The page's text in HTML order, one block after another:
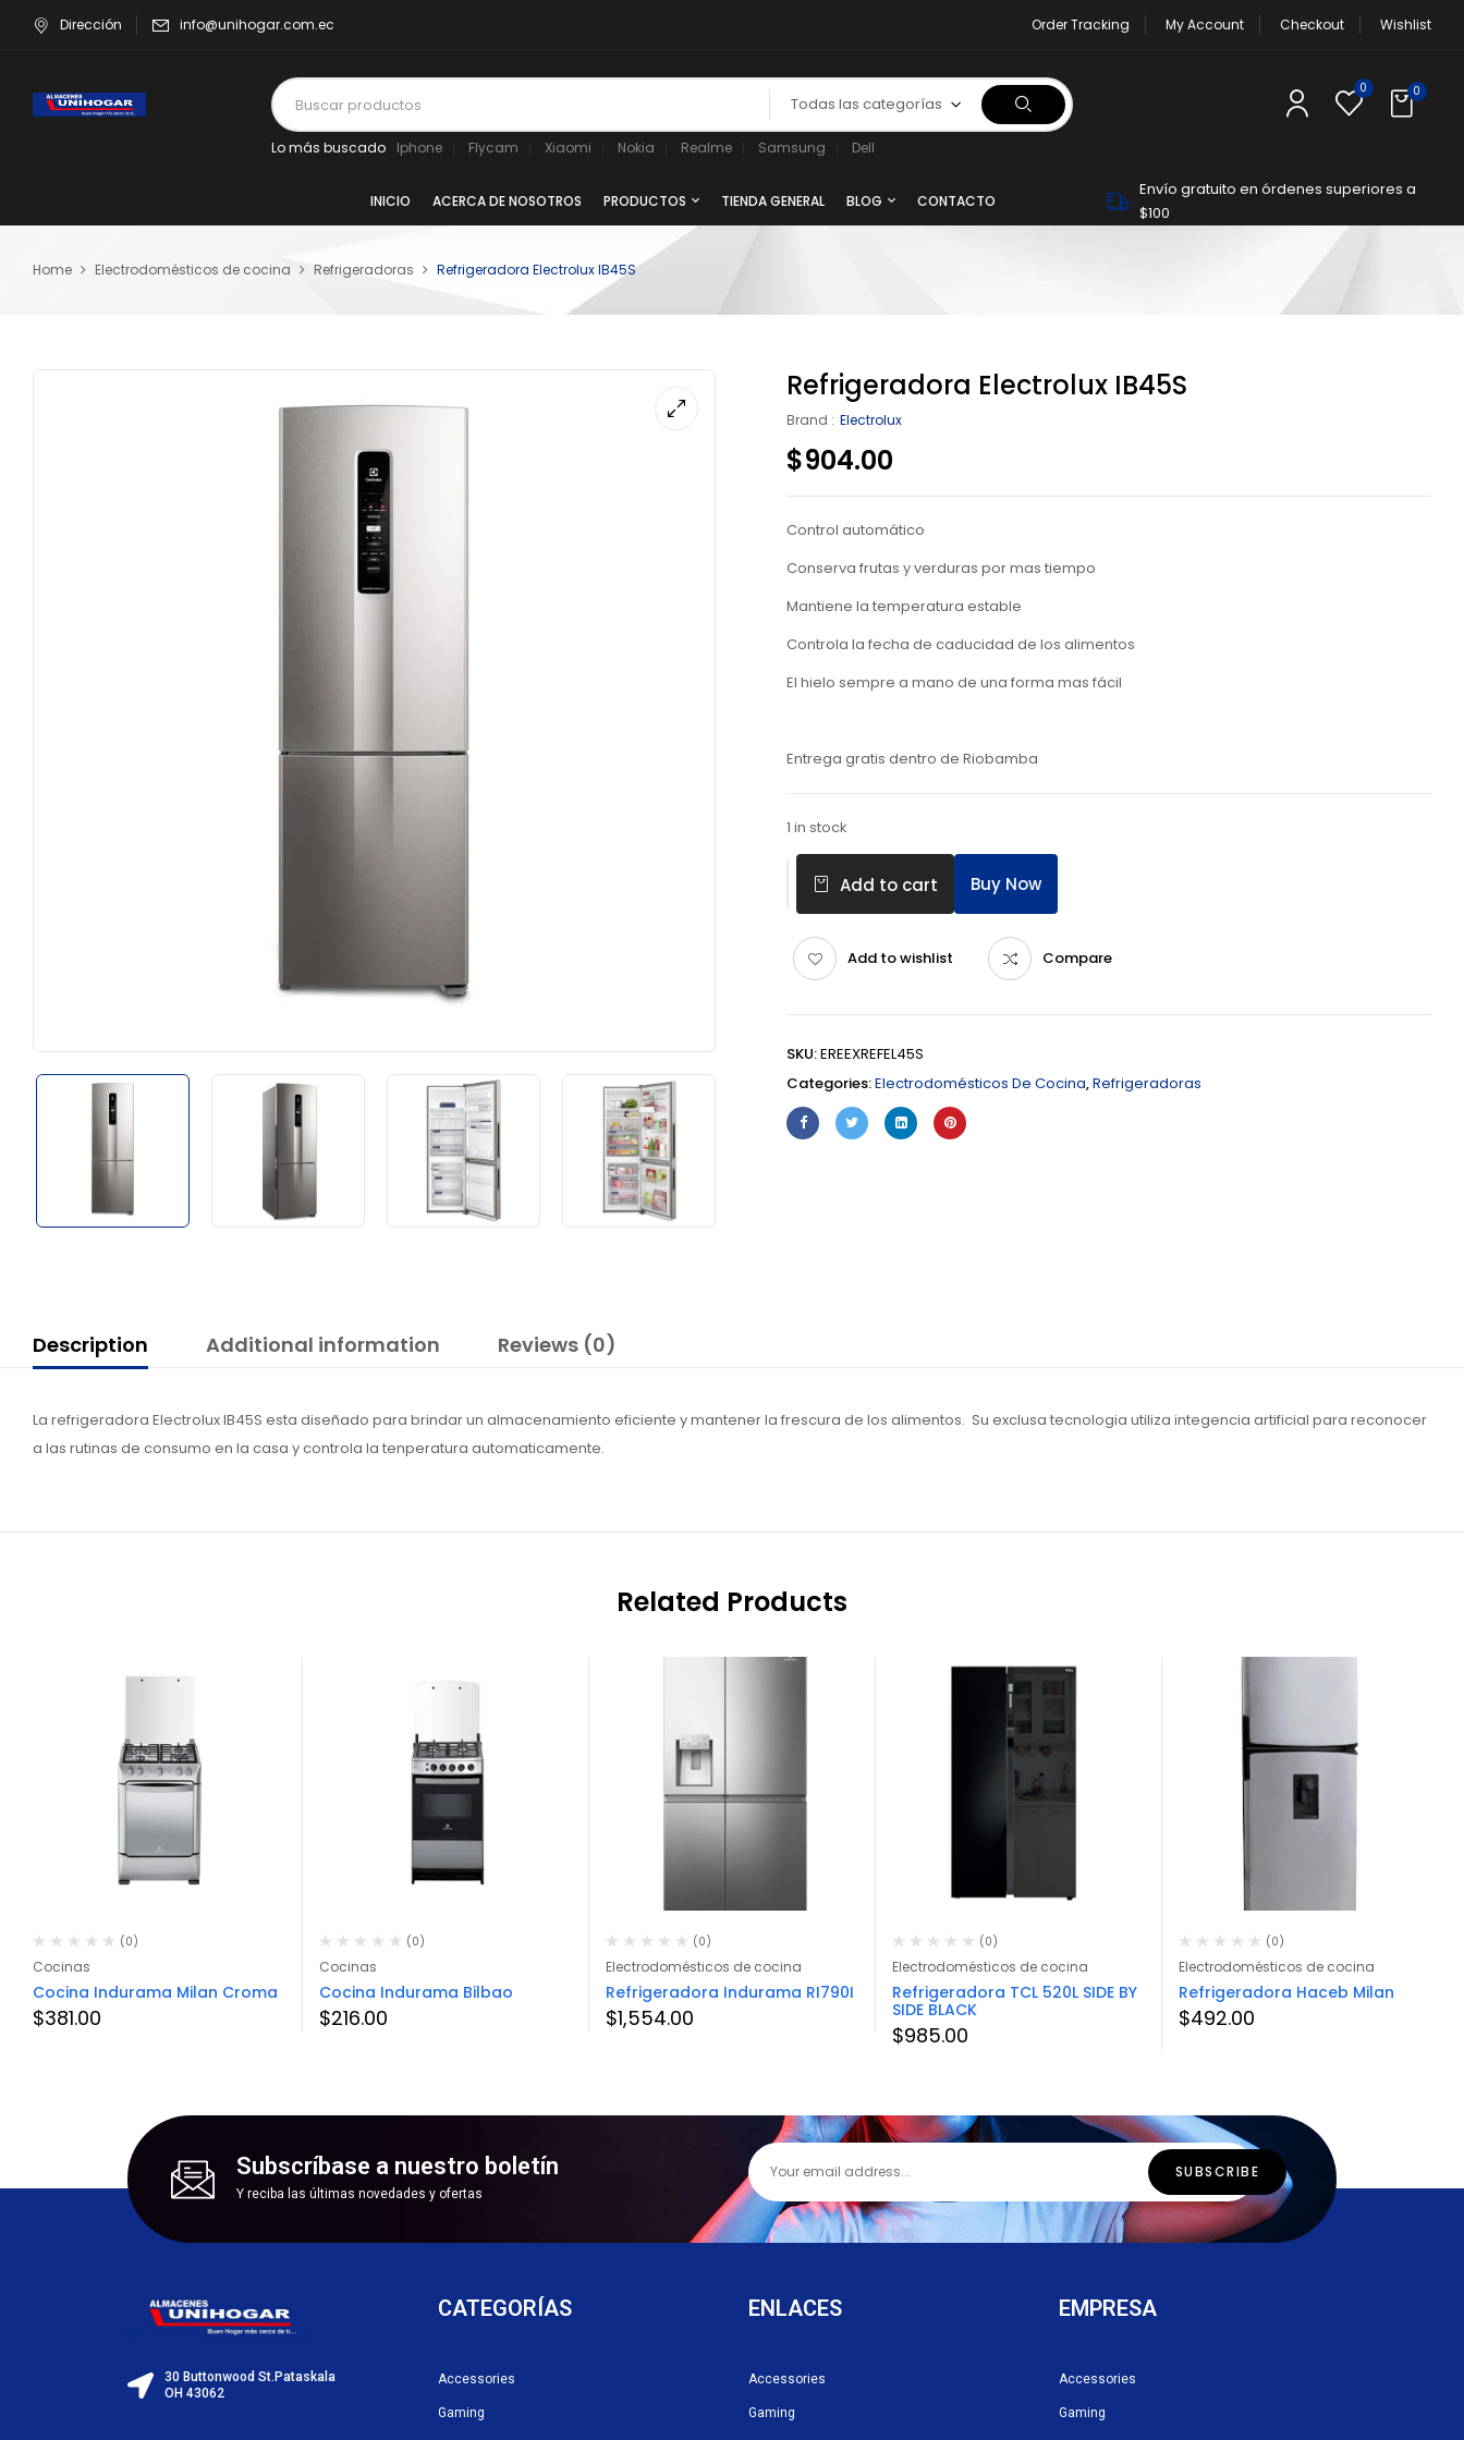
Dirección info@unihogar.com.ec Order Tracking My Account Checkout Wishlist
Todas las categorías
Lo más buscado Iphone Flycam Xiaomi Nokia Realme Samsung Dell
0 0
INICIO ACERCA DE NOSOTROS PRODUCTOS TIENDA GENERAL BLOG CONTACTO
Envío gratuito en órdenes superiores a
$100
Home Electrodomésticos de cocina Refrigeradoras Refrigeradora Electrolux IB45S
Refrigeradora Electrolux IB45S
Brand : Electrolux
$904.00
Control automático
Conserva frutas y verduras por mas tiempo
Mantiene la temperatura estable
Controla la fecha de caducidad de los alimentos
El hielo sempre a mano de una forma mas fácil
Entrega gratis dentro de Riobamba
1 in stock
Add to cart Buy Now
Add to wishlist Compare
SKU:EREEXREFEL45S
Categories:Electrodomésticos De Cocina,Refrigeradoras
Description Additional information Reviews (0)
La refrigeradora Electrolux IB45S esta diseñado para brindar un almacenamiento eficiente y mantener la frescura de los alimentos. Su exclusa tecnologia utiliza integencia artificial para reconocer
a las rutinas de consumo en la casa y controla la tenperatura automaticamente.
Related Products
(0)
Cocinas
Cocina Indurama Milan Croma
$381.00
(0)
Cocinas
Cocina Indurama Bilbao
$216.00
(0)
Electrodomésticos de cocina
Refrigeradora Indurama RI790I
$1,554.00
(0)
Electrodomésticos de cocina
Refrigeradora TCL 520L SIDE BY
SIDE BLACK
$985.00
(0)
Electrodomésticos de cocina
Refrigeradora Haceb Milan
$492.00
Subscríbase a nuestro boletín
Y reciba las últimas novedades y ofertas
30 Buttonwood St.Pataskala
OH 43062
CATEGORÍAS
Accessories
Gaming
ENLACES
Accessories
Gaming
EMPRESA
Accessories
Gaming